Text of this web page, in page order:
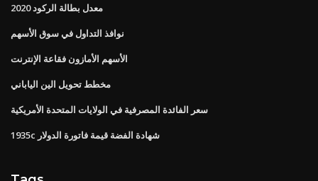
2020 معدل بطالة الركود
نوافذ التداول في سوق الأسهم
الأسهم الأمازون فقاعة الإنترنت
مخطط تحويل الين الياباني
سعر الفائدة المصرفية في الولايات المتحدة الأمريكية
1935c شهادة الفضة قيمة فاتورة الدولار